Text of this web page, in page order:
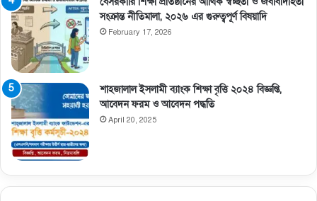
সংক্রান্ত নীতিমালা, ২০২৬ এর গুরুত্বপূর্ণ বিষয়াদি
February 17, 2026
শাহজালাল ইসলামী ব্যাংক শিক্ষা বৃত্তি ২০২৪ বিজ্ঞপ্তি,
আবেদন ফরম ও আবেদন পদ্ধতি
April 20, 2025